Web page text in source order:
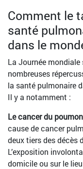
Comment le
santé
dans le
La Journée
nombreuses
la santé pulmonaire
Il y a notamment :
Le cancer du
cause de cancer
deux tiers des décès
L’exposition
domicile ou sur le